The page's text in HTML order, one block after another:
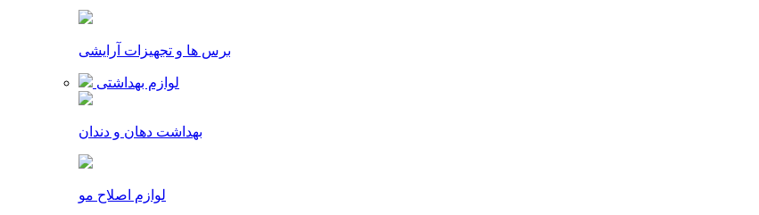
برس ها و تجهیزات آرایشی
لوازم بهداشتی
بهداشت دهان و دندان
لوازم اصلاح مو